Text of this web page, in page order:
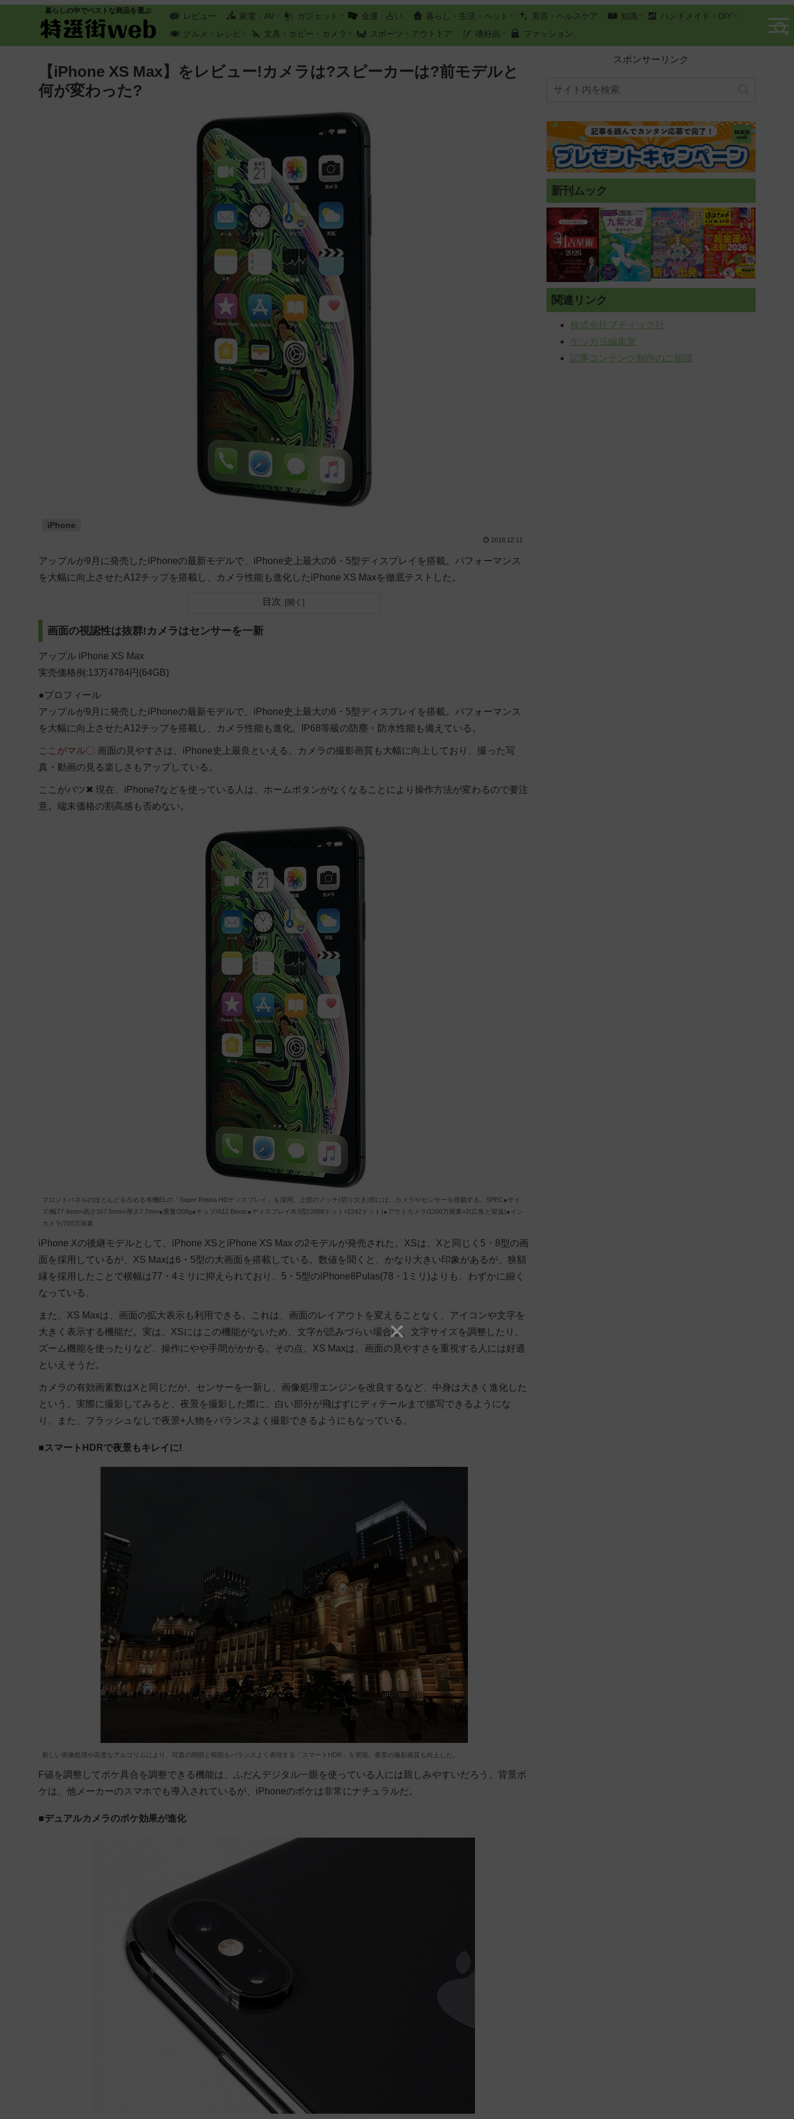
暮らしの中でベストな商品を選ぶ
レビュー 家電・AV ガジェット 金運・占い 暮らし・生活・ペット 美容・ヘルスケア 知識
ハンドメイド・DIY
グルメ・レシピ
文具・ホビー・カメラ スポーツ・アウトドア 嗜好品 ファッション
【iPhone XS Max】をレビュー!カメラは?スピーカーは?前モデルと
何が変わった?
iPhone
2018.12.11
アップルが9月に発売したiPhoneの最新モデルで、iPhone史上最大の6・5型ディスプレイを搭載。パフォーマンス
を大幅に向上させたA12チップを搭載し、カメラ性能も進化したiPhone XS Maxを徹底テストした。
目次
画面の視認性は抜群!カメラはセンサーを一新
アップル iPhone XS Max
実売価格例:13万4784円(64GB)
●プロフィール
アップルが9月に発売したiPhoneの最新モデルで、iPhone史上最大の6・5型ディスプレイを搭載。パフォーマンス
を大幅に向上させたA12チップを搭載し、カメラ性能も進化。IP68等級の防塵・防水性能も備えている。
ここがマル〇 画面の見やすさは、iPhone史上最良といえる。カメラの撮影画質も大幅に向上しており、撮った写
真・動画の見る楽しさもアップしている。
ここがバツ✖ 現在、iPhone7などを使っている人は、ホームボタンがなくなることにより操作方法が変わるので要注
意。端末価格の割高感も否めない。
フロントパネルのほとんどを占める有機ELの「Super Retina HDディスプレイ」を採用。上部のノッチ(切り欠き)部には、カメラやセンサーを搭載する。SPEC●サイ
ズ/幅77.4mm×高さ157.5mm×厚さ7.7mm●重量/208g●チップ/A12 Bionic●ディスプレイ/6.5型(2688ドット×1242ドット)●アウトカメラ/1200万画素×2(広角と望遠)●イン
カメラ/700万画素
iPhone Xの後継モデルとして、iPhone XSとiPhone XS Max の2モデルが発売された。XSは、Xと同じく5・8型の画
面を採用しているが、XS Maxは6・5型の大画面を搭載している。数値を聞くと、かなり大きい印象があるが、狭額
縁を採用したことで横幅は77・4ミリに抑えられており、5・5型のiPhone8Pulas(78・1ミリ)よりも、わずかに細く
なっている。
また、XS Maxは、画面の拡大表示も利用できる。これは、画面のレイアウトを変えることなく、アイコンや文字を
大きく表示する機能だ。実は、XSにはこの機能がないため、文字が読みづらい場合は、文字サイズを調整したり、
ズーム機能を使ったりなど、操作にやや手間がかかる。その点、XS Maxは、画面の見やすさを重視する人には好適
といえそうだ。
カメラの有効画素数はXと同じだが、センサーを一新し、画像処理エンジンを改良するなど、中身は大きく進化した
という。実際に撮影してみると、夜景を撮影した際に、白い部分が飛ばずにディテールまで描写できるようにな
り、また、フラッシュなしで夜景+人物をバランスよく撮影できるようにもなっている。
■スマートHDRで夜景もキレイに!
新しい画像処理や高度なアルゴリムにより、写真の明部と暗部をバランスよく表現する「スマートHDR」を実現。夜景の撮影画質も向上した。
F値を調整してボケ具合を調整できる機能は、ふだんデジタル一眼を使っている人には親しみやすいだろう。背景ボ
ケは、他メーカーのスマホでも導入されているが、iPhoneのボケは非常にナチュラルだ。
■デュアルカメラのボケ効果が進化
スポンサーリンク
新刊ムック
関連リンク
株式会社ブティック社
ゲッカヨ編集室
記事コンテンツ制作のご相談